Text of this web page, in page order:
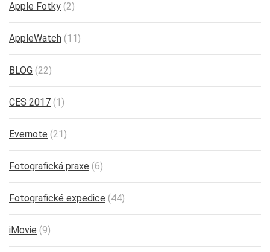
Apple Fotky (2)
AppleWatch (11)
BLOG (22)
CES 2017 (1)
Evernote (21)
Fotografická praxe (6)
Fotografické expedice (44)
iMovie (9)